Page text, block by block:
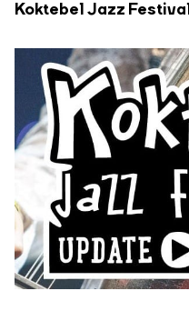
Koktebel Jazz Festival